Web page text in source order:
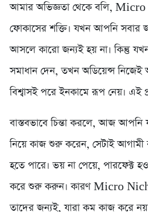
আমার অভিজ্ঞতা থেকে বলি,
ফোকাসের শক্তি। যখন আপনি সবার
আসলে কারো জন্যই হয় না। কিন্তু যখন
সমাধান দেন, তখন অডিয়েন্স নিজেই
বিশ্বাসই পরে ইনকামে রূপ নেয়। এই
বাস্তবভাবে চিন্তা করলে, আজ
নিয়ে কাজ শুরু করেন, সেটাই
হতে পারে। ভয় না পেয়ে, পারফেক্ট
করে শুরু করুন। কারণ Micro
তাদের জন্যই, যারা কম কাজ করে